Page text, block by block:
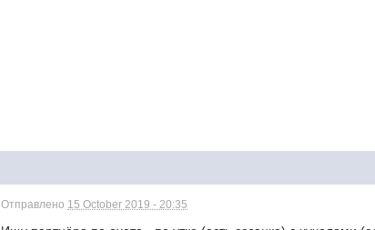
Отправлено 15 October 2019 - 20:35